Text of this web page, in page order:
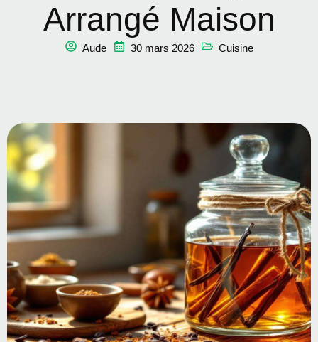
Arrangé Maison
Aude 30 mars 2026 Cuisine